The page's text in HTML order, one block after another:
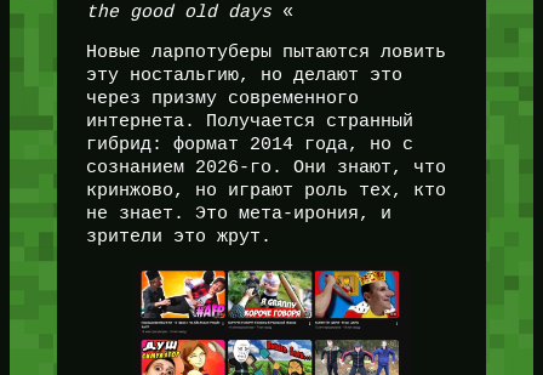
the good old days«
Новые ларпотуберы пытаются ловить
эту ностальгию, но делают это
через призму современного
интернета. Получается странный
гибрид: формат 2014 года, но с
сознанием 2026-го. Они знают, что
кринжово, но играют роль тех, кто
не знает. Это мета-ирония, и
зрители это жрут.